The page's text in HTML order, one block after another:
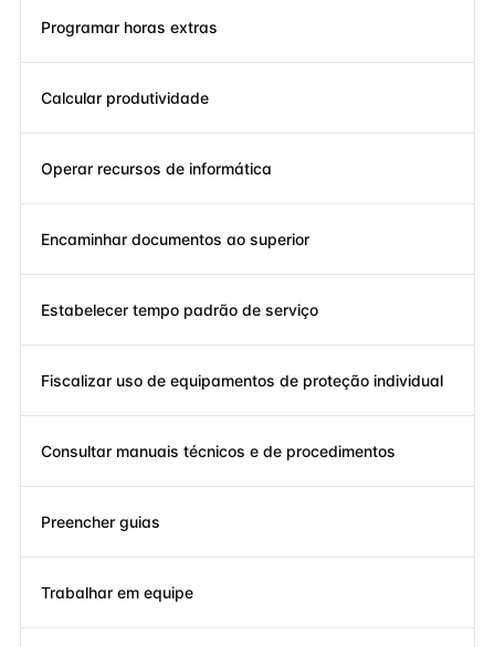
Programar horas extras
Calcular produtividade
Operar recursos de informática
Encaminhar documentos ao superior
Estabelecer tempo padrão de serviço
Fiscalizar uso de equipamentos de proteção individual
Consultar manuais técnicos e de procedimentos
Preencher guias
Trabalhar em equipe